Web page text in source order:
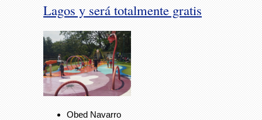
Lagos y será totalmente gratis
Obed Navarro